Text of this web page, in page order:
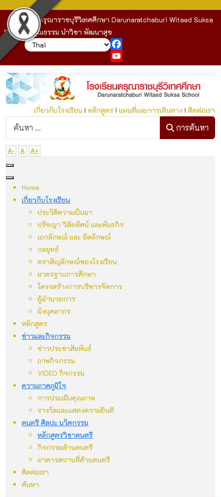
โรงเรียนดรุณาราชบุรีวิเทศศึกษา Darunaratchaburi Witaed Suksa
School : คุณธรรม นำวิชา พัฒนาสุข
YouTube
เกี่ยวกับโรงเรียนI หลักสูตรI แผนที่และการเดินทาง I ติดต่อเรา
ก
การค้นหา
A- A A+
Home
เกี่ยวกับโรงเรียน
ประวัติความเป็นมา
ปรัชญา วิสัยทัศน์ และพันธกิจ
เอกลักษณ์ และ อัตลักษณ์
กลยุทธ์
ตราสัญลักษณ์ของโรงเรียน
มาตรฐานการศึกษา
โครงสร้างการบริหารจัดการ
ผู้อำนวยการ
ผังบุคลากร
หลักสูตร
ข่าวและกิจกรรม
ข่าวประชาสัมพันธ์
ภาพกิจกรรม
VIDEO กิจกรรม
ความภาคภูมิใจ
การประเมินคุณภาพ
รางวัลและแสดงความยินดี
ดนตรี ศิลปะ นวัตกรรม
หลักสูตรวิชาดนตรี
กิจกรรมด้านดนตรี
อาคารสถานที่ด้านดนตรี
ติดต่อเรา
ค้นหา